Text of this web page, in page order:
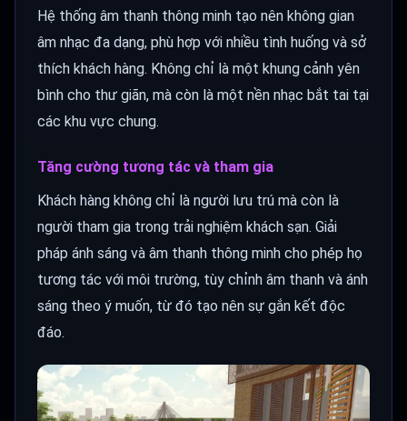
Hệ thống âm thanh thông minh tạo nên không gian
âm nhạc đa dạng, phù hợp với nhiều tình huống và sở
thích khách hàng. Không chỉ là một khung cảnh yên
bình cho thư giãn, mà còn là một nền nhạc bắt tai tại
các khu vực chung.
Tăng cường tương tác và tham gia
Khách hàng không chỉ là người lưu trú mà còn là
người tham gia trong trải nghiệm khách sạn. Giải
pháp ánh sáng và âm thanh thông minh cho phép họ
tương tác với môi trường, tùy chỉnh âm thanh và ánh
sáng theo ý muốn, từ đó tạo nên sự gắn kết độc
đáo.